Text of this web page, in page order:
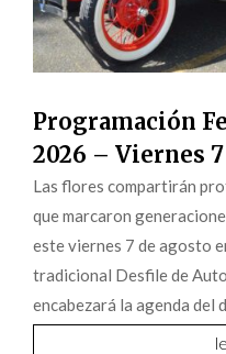
Programación
2026 – Viernes
Las flores compartirán
que marcaron
este viernes 7 de agosto
tradicional Desfile de
encabezará la agenda del